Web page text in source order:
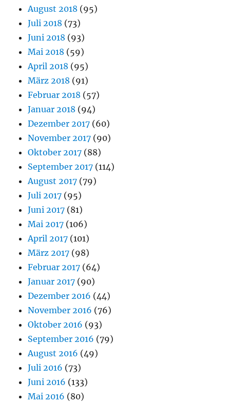
August 2018 (95)
Juli 2018 (73)
Juni 2018 (93)
Mai 2018 (59)
April 2018 (95)
März 2018 (91)
Februar 2018 (57)
Januar 2018 (94)
Dezember 2017 (60)
November 2017 (90)
Oktober 2017 (88)
September 2017 (114)
August 2017 (79)
Juli 2017 (95)
Juni 2017 (81)
Mai 2017 (106)
April 2017 (101)
März 2017 (98)
Februar 2017 (64)
Januar 2017 (90)
Dezember 2016 (44)
November 2016 (76)
Oktober 2016 (93)
September 2016 (79)
August 2016 (49)
Juli 2016 (73)
Juni 2016 (133)
Mai 2016 (80)